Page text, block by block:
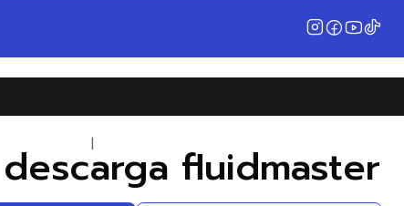
| fluidmaster